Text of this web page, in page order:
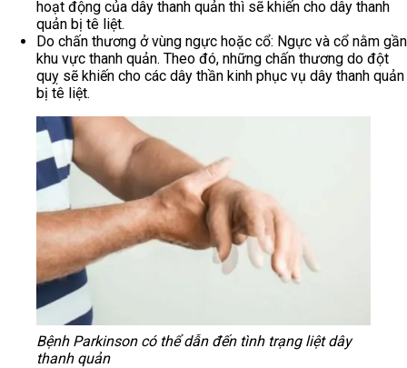
hoạt động của dây thanh quản thì sẽ khiến cho dây thanh
quản bị tê liệt.
Do chấn thương ở vùng ngực hoặc cổ: Ngực và cổ nằm gần
khu vực thanh quản. Theo đó, những chấn thương do đột
quỵ sẽ khiến cho các dây thần kinh phục vụ dây thanh quản
bị tê liệt.
Bệnh Parkinson có thể dẫn đến tình trạng liệt dây
thanh quản